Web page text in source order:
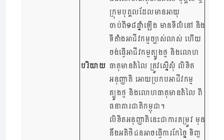
បរិយាយ
ក្រុមបុគ្គលដែលមានអាយុ
ចាប់ពី១៨ឆ្នាំឡើង មានទីលំនៅ និង
ទីតាំងអាជីវកម្មច្បាស់លាស់ ហើយ
ចង់ធ្វើអាជីវកម្មត្បូងថ្ម និងលោហ
ធាតុមានតំលៃ ត្រូវស្នើសុំ លិខិត
អនុញ្ញាតិ អោយប្រកបអាជីវកម្ម
ត្បូងថ្ម និងលោហធាតុមានតំលៃ ពី
ធនាគារជាតិកម្ពុជា។
លិខិតអនុញ្ញាតិនេះជាការតម្រូវ មុន
នឹងអតិថិជនអាចធ្វើការកែច្នៃ ទិញ